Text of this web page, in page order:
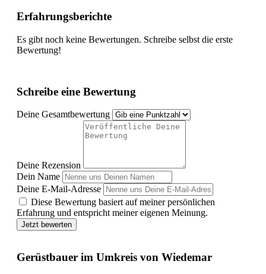
Erfahrungsberichte
Es gibt noch keine Bewertungen. Schreibe selbst die erste
Bewertung!
Schreibe eine Bewertung
Deine Gesamtbewertung
Deine Rezension
Dein Name
Deine E-Mail-Adresse
Diese Bewertung basiert auf meiner persönlichen
Erfahrung und entspricht meiner eigenen Meinung.
Jetzt bewerten
Gerüstbauer im Umkreis von Wiedemar